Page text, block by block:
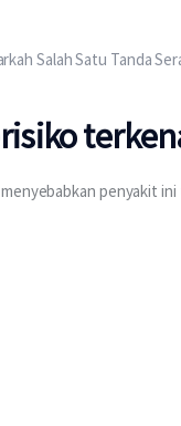
Salah Satu Tanda
penyakit ini